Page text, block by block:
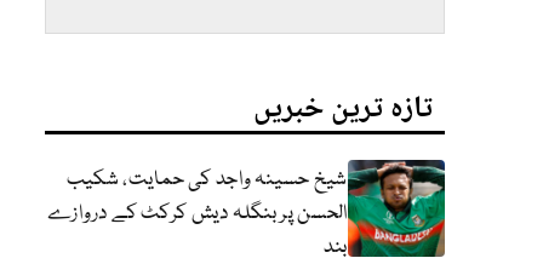
تازہ ترین خبریں
شیخ حسینہ واجد کی حمایت، شکیب
الحسن پر بنگلہ دیش کرکٹ کے دروازے
بند